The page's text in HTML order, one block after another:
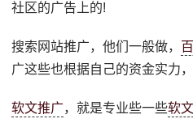
社区的广告上的!
搜索网站推广，他们一般做，
广这些也根据自己的资金实力
软文推广，就是专业些一些软文